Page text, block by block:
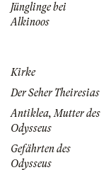
Jünglinge bei
Alkinoos
Kirke
Der Seher Theiresias
Antiklea, Mutter des
Odysseus
Gefährten des
Odysseus